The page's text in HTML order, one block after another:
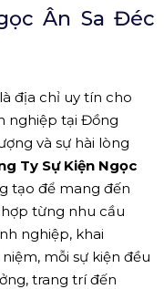
Ân Sa Đéc
địa chỉ uy tín cho
nghiệp tại Đồng
và sự hài lòng
Ty Sự Kiện Ngọc
tạo để mang đến
từng nhu cầu
nghiệp, khai
mỗi sự kiện đều
trang trí đến